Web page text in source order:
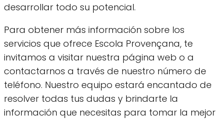
desarrollar todo su potencial.
Para obtener más información sobre los
servicios que ofrece Escola Provençana, te
invitamos a visitar nuestra página web o a
contactarnos a través de nuestro número de
teléfono. Nuestro equipo estará encantado de
resolver todas tus dudas y brindarte la
información que necesitas para tomar la mejor